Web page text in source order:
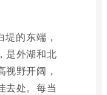
的东端，
是外湖和北
野开阔，
去处。每当